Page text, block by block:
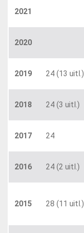
2021
2020
2019 24 (13 uitl.)
2018 24 (3 uitl.)
2017 24
2016 24 (2 uitl.)
2015 28 (11 uitl.)